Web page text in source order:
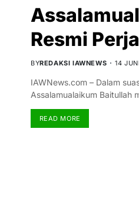
Resmi
BYREDAKSI IAWNEWS 14
IAWNews.com – Dalam
Assalamualaikum Baitullah
READ MORE